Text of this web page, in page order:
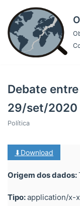
Pular
para
o
conteúdo
Debate
29/set/2020
Política
⬇Download
Origem dos dados:
Tipo:application/x-